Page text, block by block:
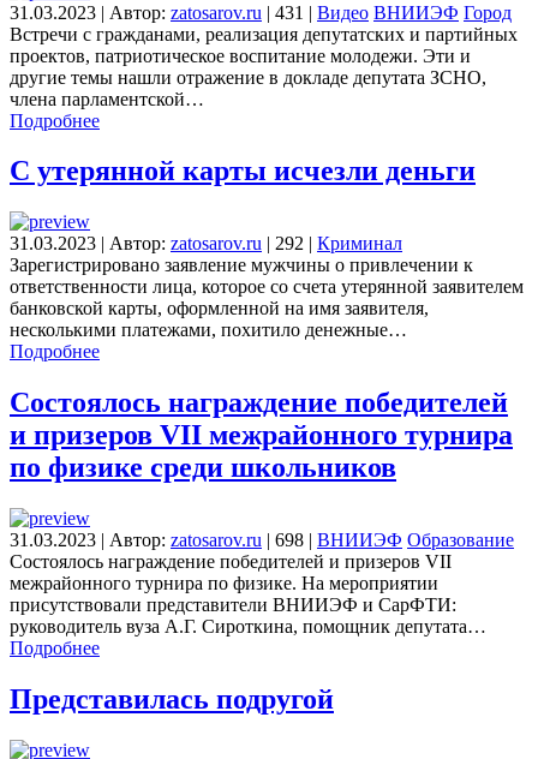
31.03.2023 | Автор: zatosarov.ru | 431 | Видео ВНИИЭФ Город
Встречи с гражданами, реализация депутатских и партийных
проектов, патриотическое воспитание молодежи. Эти и
другие темы нашли отражение в докладе депутата ЗСНО,
члена парламентской…
Подробнее
С утерянной карты исчезли деньги
31.03.2023 | Автор: zatosarov.ru | 292 | Криминал
Зарегистрировано заявление мужчины о привлечении к
ответственности лица, которое со счета утерянной заявителем
банковской карты, оформленной на имя заявителя,
несколькими платежами, похитило денежные…
Подробнее
Состоялось награждение победителей
и призеров VII межрайонного турнира
по физике среди школьников
31.03.2023 | Автор: zatosarov.ru | 698 | ВНИИЭФ Образование
Состоялось награждение победителей и призеров VII
межрайонного турнира по физике. На мероприятии
присутствовали представители ВНИИЭФ и СарФТИ:
руководитель вуза А.Г. Сироткина, помощник депутата…
Подробнее
Представилась подругой